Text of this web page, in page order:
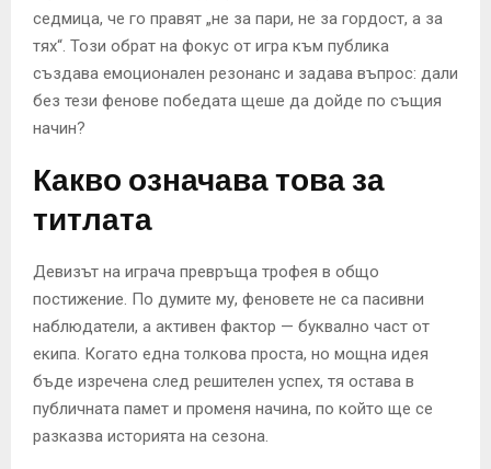
седмица, че го правят „не за пари, не за гордост, а за
тях“. Този обрат на фокус от игра към публика
създава емоционален резонанс и задава въпрос: дали
без тези фенове победата щеше да дойде по същия
начин?
Какво означава това за
титлата
Девизът на играча превръща трофея в общо
постижение. По думите му, феновете не са пасивни
наблюдатели, а активен фактор — буквално част от
екипа. Когато една толкова проста, но мощна идея
бъде изречена след решителен успех, тя остава в
публичната памет и променя начина, по който ще се
разказва историята на сезона.